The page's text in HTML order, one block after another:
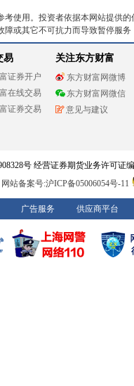
使用。投资者依据本网站提供
或其它不可抗力而导致暂停服